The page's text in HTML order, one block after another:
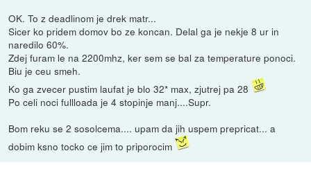
OK. To z deadlinom je drek matr...
Sicer ko pridem domov bo ze koncan. Delal ga je nekje 8 ur in
naredilo 60%.
Zdej furam le na 2200mhz, ker sem se bal za temperature ponoci.
Biu je ceu smeh.
Ko ga zvecer pustim laufat je blo 32* max, zjutrej pa 28
Po celi noci fullloada je 4 stopinje manj....Supr.
Bom reku se 2 sosolcema.... upam da jih uspem prepricat... a
dobim ksno tocko ce jim to priporocim